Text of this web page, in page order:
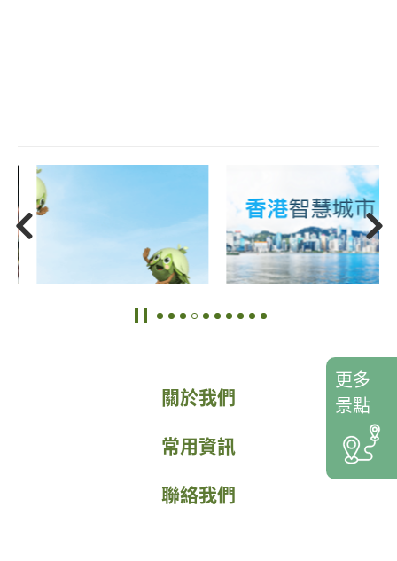
關於我們
常用資訊
聯絡我們
更多
景點